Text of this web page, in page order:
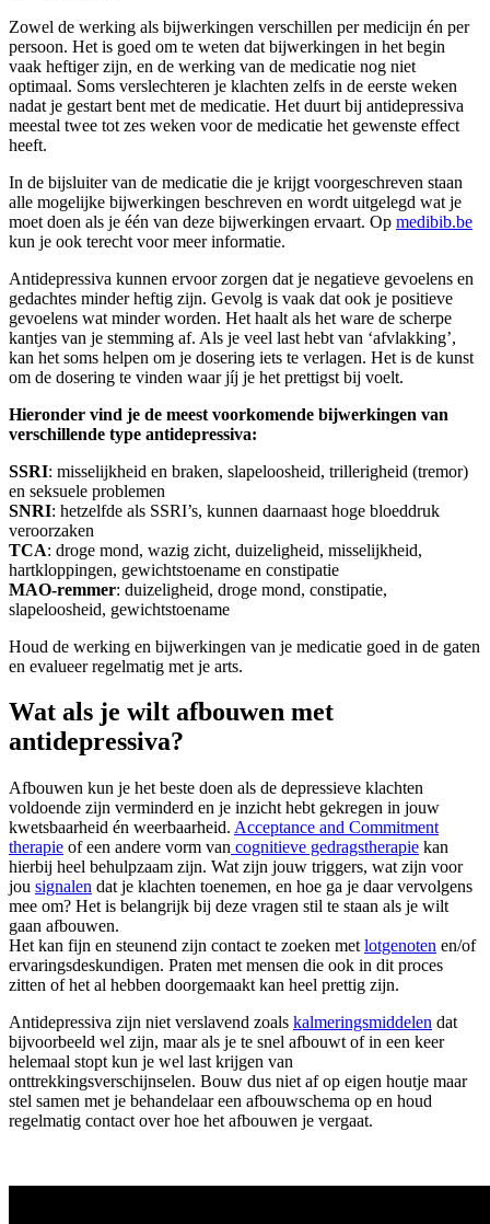
Zowel de werking als bijwerkingen verschillen per medicijn én per
persoon. Het is goed om te weten dat bijwerkingen in het begin
vaak heftiger zijn, en de werking van de medicatie nog niet
optimaal. Soms verslechteren je klachten zelfs in de eerste weken
nadat je gestart bent met de medicatie. Het duurt bij antidepressiva
meestal twee tot zes weken voor de medicatie het gewenste effect
heeft.
In de bijsluiter van de medicatie die je krijgt voorgeschreven staan
alle mogelijke bijwerkingen beschreven en wordt uitgelegd wat je
moet doen als je één van deze bijwerkingen ervaart. Op medibib.be
kun je ook terecht voor meer informatie.
Antidepressiva kunnen ervoor zorgen dat je negatieve gevoelens en
gedachtes minder heftig zijn. Gevolg is vaak dat ook je positieve
gevoelens wat minder worden. Het haalt als het ware de scherpe
kantjes van je stemming af. Als je veel last hebt van ‘afvlakking’,
kan het soms helpen om je dosering iets te verlagen. Het is de kunst
om de dosering te vinden waar jíj je het prettigst bij voelt.
Hieronder vind je de meest voorkomende bijwerkingen van
verschillende type antidepressiva:
SSRI: misselijkheid en braken, slapeloosheid, trillerigheid (tremor)
en seksuele problemen
SNRI: hetzelfde als SSRI’s, kunnen daarnaast hoge bloeddruk
veroorzaken
TCA: droge mond, wazig zicht, duizeligheid, misselijkheid,
hartkloppingen, gewichtstoename en constipatie
MAO-remmer: duizeligheid, droge mond, constipatie,
slapeloosheid, gewichtstoename
Houd de werking en bijwerkingen van je medicatie goed in de gaten
en evalueer regelmatig met je arts.
Wat als je wilt afbouwen met
antidepressiva?
Afbouwen kun je het beste doen als de depressieve klachten
voldoende zijn verminderd en je inzicht hebt gekregen in jouw
kwetsbaarheid én weerbaarheid. Acceptance and Commitment
therapie of een andere vorm van cognitieve gedragstherapie kan
hierbij heel behulpzaam zijn. Wat zijn jouw triggers, wat zijn voor
jou signalen dat je klachten toenemen, en hoe ga je daar vervolgens
mee om? Het is belangrijk bij deze vragen stil te staan als je wilt
gaan afbouwen.
Het kan fijn en steunend zijn contact te zoeken met lotgenoten en/of
ervaringsdeskundigen. Praten met mensen die ook in dit proces
zitten of het al hebben doorgemaakt kan heel prettig zijn.
Antidepressiva zijn niet verslavend zoals kalmeringsmiddelen dat
bijvoorbeeld wel zijn, maar als je te snel afbouwt of in een keer
helemaal stopt kun je wel last krijgen van
onttrekkingsverschijnselen. Bouw dus niet af op eigen houtje maar
stel samen met je behandelaar een afbouwschema op en houd
regelmatig contact over hoe het afbouwen je vergaat.